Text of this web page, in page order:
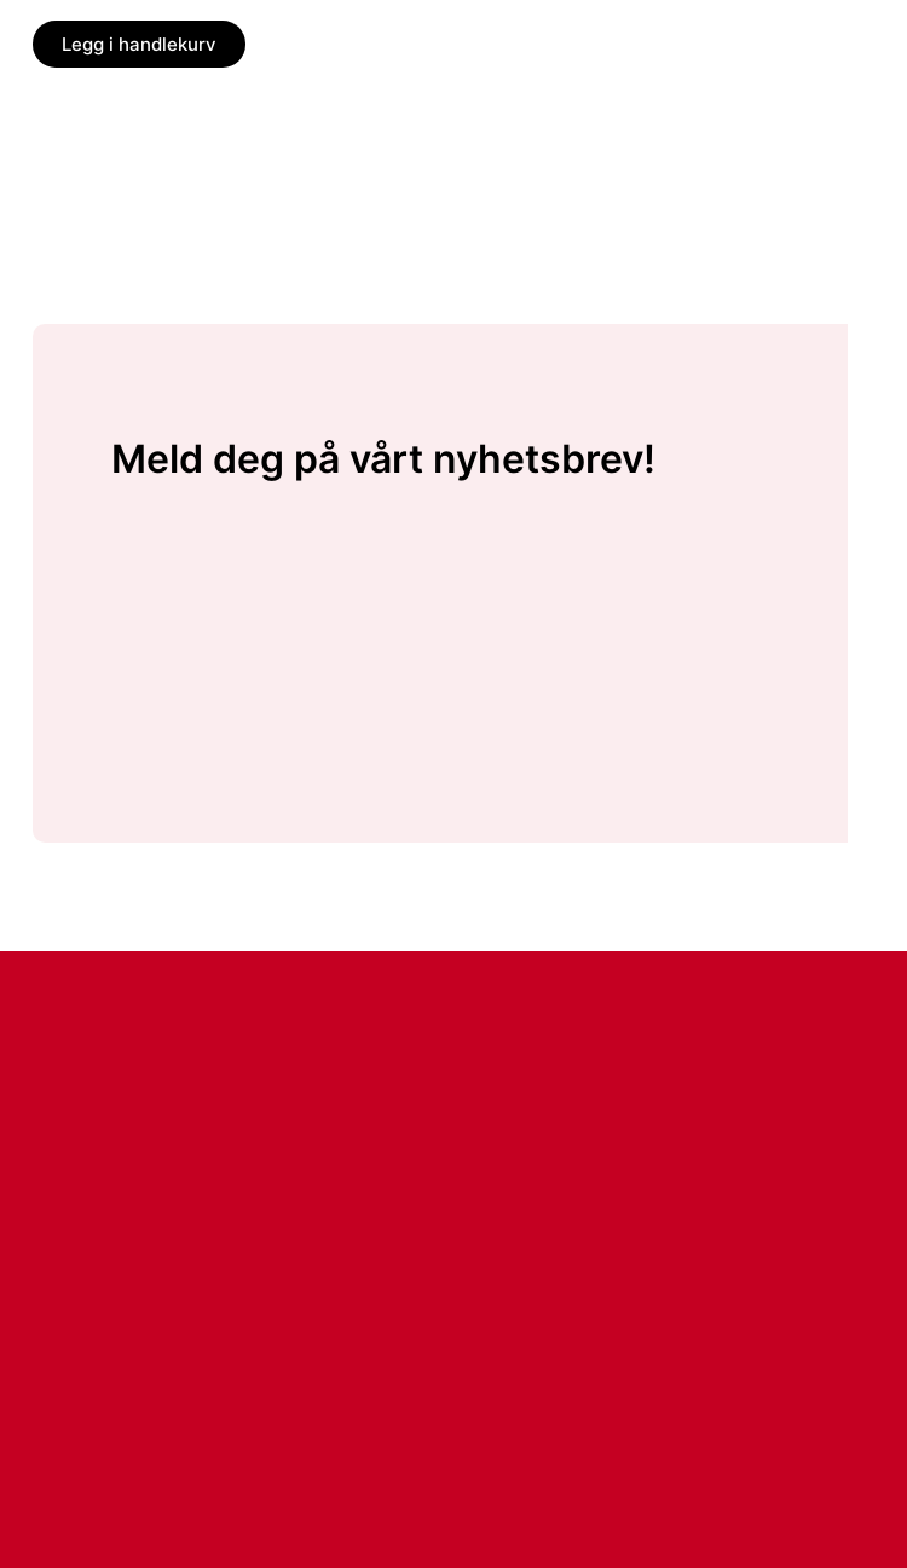
Legg i handlekurv
Meld deg på vårt nyhetsbrev!